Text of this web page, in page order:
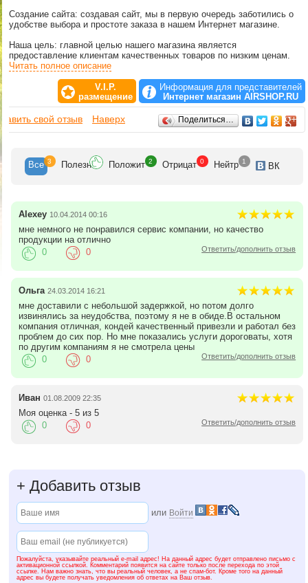
Создание сайта: создавая сайт, мы в первую очередь заботились о
удобстве выбора и простоте заказа в нашем Интернет магазине.
Наша цель: главной целью нашего магазина является
предоставление клиентам качественных товаров по низким ценам.
Наша работа строится на вежливом общении с покупателями,
Доставка: мы осуществляем доставку в пределах МКАД , а так как
мы ценим Ваше время, то стремимся привезти Ваш заказ в
максимально короткие сроки.
Нам нравится дарить Вам качественный сервис и создавать хорошее
Читать полное описание
V.I.P.
размещение
Информация для представителей
Интернет магазин AIRSHOP.RU
Отзывы
свой отзыв Наверх Поделиться…
Все 3 Полезн Положит 2 Отрицат 0 Нейтр 1 ВК
Alexey 10.04.2014 00:16
мне немного не понравился сервис компании, но качество
продукции на отлично
Ответить/дополнить отзыв
0 0
Ольга 24.03.2014 16:21
мне доставили с небольшой задержкой, но потом долго
извинялись за неудобства, поэтому я не в обиде.В остальном
компания отличная, кондей качественный привезли и работал без
проблем до сих пор. Но мне показались услуги дороговаты, хотя
по другим компаниям я не смотрела цены
Ответить/дополнить отзыв
0 0
Иван 01.08.2009 22:35
Моя оценка - 5 из 5
Ответить/дополнить отзыв
0 0
+ Добавить отзыв
или Войти
Пожалуйста, указывайте реальный e-mail адрес! На данный адрес будет отправлено письмо с
активационной ссылкой. Комментарий появится на сайте только после перехода по этой
ссылке. Нам важно знать, что вы реальный человек, а не спам-бот. Кроме того на данный
адрес вы будете получать уведомления об ответах на Ваш отзыв.